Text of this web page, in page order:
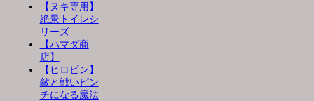
【ヌキ専用】
絶景トイレシ
リーズ
【ハマダ商
店】
【ヒロピン】
敵と戦いピン
チになる魔法